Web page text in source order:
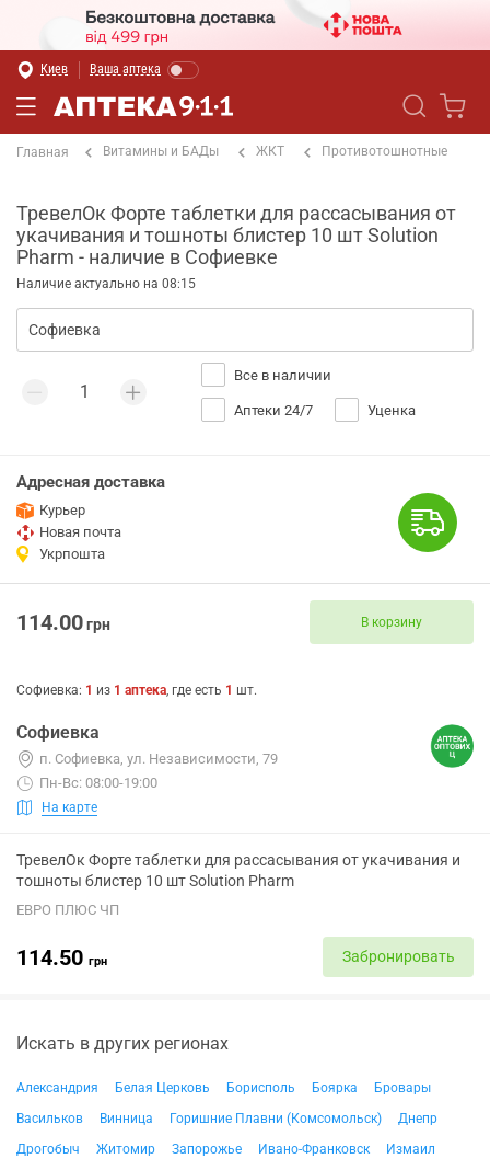
Киев Ваша аптека
Главная Витамины и БАДы ЖКТ Противотошнотные
ТревелОк Форте таблетки для рассасывания от
укачивания и тошноты блистер 10 шт Solution
Pharm - наличие в Софиевке
Наличие актуально на 08:15
Все в наличии
Аптеки 24/7 Уценка
Адресная доставка
Курьер
Новая почта
Укрпошта
114.00грн В корзину
Софиевка: 1 из 1 аптека, где есть 1 шт.
Софиевка
п. Софиевка, ул. Независимости, 79
Пн-Вс: 08:00-19:00
На карте
ТревелОк Форте таблетки для рассасывания от укачивания и
тошноты блистер 10 шт Solution Pharm
ЕВРО ПЛЮС ЧП
114.50 грн Забронировать
Искать в других регионах
Александрия Белая Церковь Борисполь Боярка
Бровары
Васильков
Винница Горишние Плавни (Комсомольск)
Днепр
Дрогобыч
Житомир Запорожье Ивано-Франковск
Измаил